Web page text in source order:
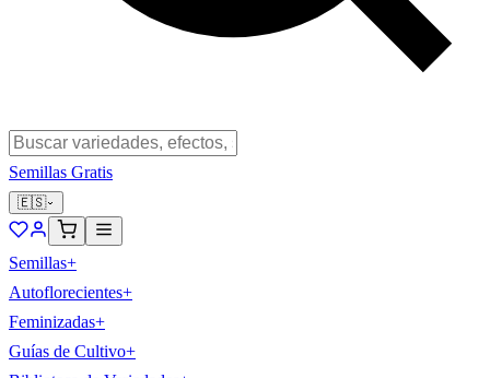
Semillas Gratis
🇪🇸
Semillas+
Autoflorecientes+
Feminizadas+
Guías de Cultivo+